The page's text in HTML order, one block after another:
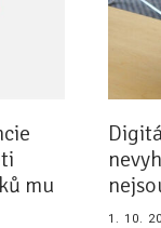
mu
1. 10.